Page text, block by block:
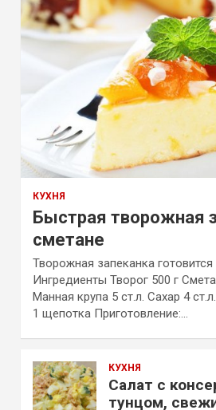
КУХНЯ
Быстрая творожная
сметане
Творожная запеканка
Ингредиенты Творог 500 г
Манная крупа 5 ст.л. Сахар 4
1 щепотка Приготовление:…
КУХНЯ
Салат с
тунцом,